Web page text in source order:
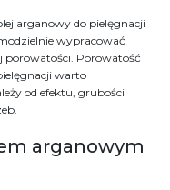
arganowy do pielęgnacji
wypracować
porowatości. Porowatość
warto
od efektu, grubości
arganowym